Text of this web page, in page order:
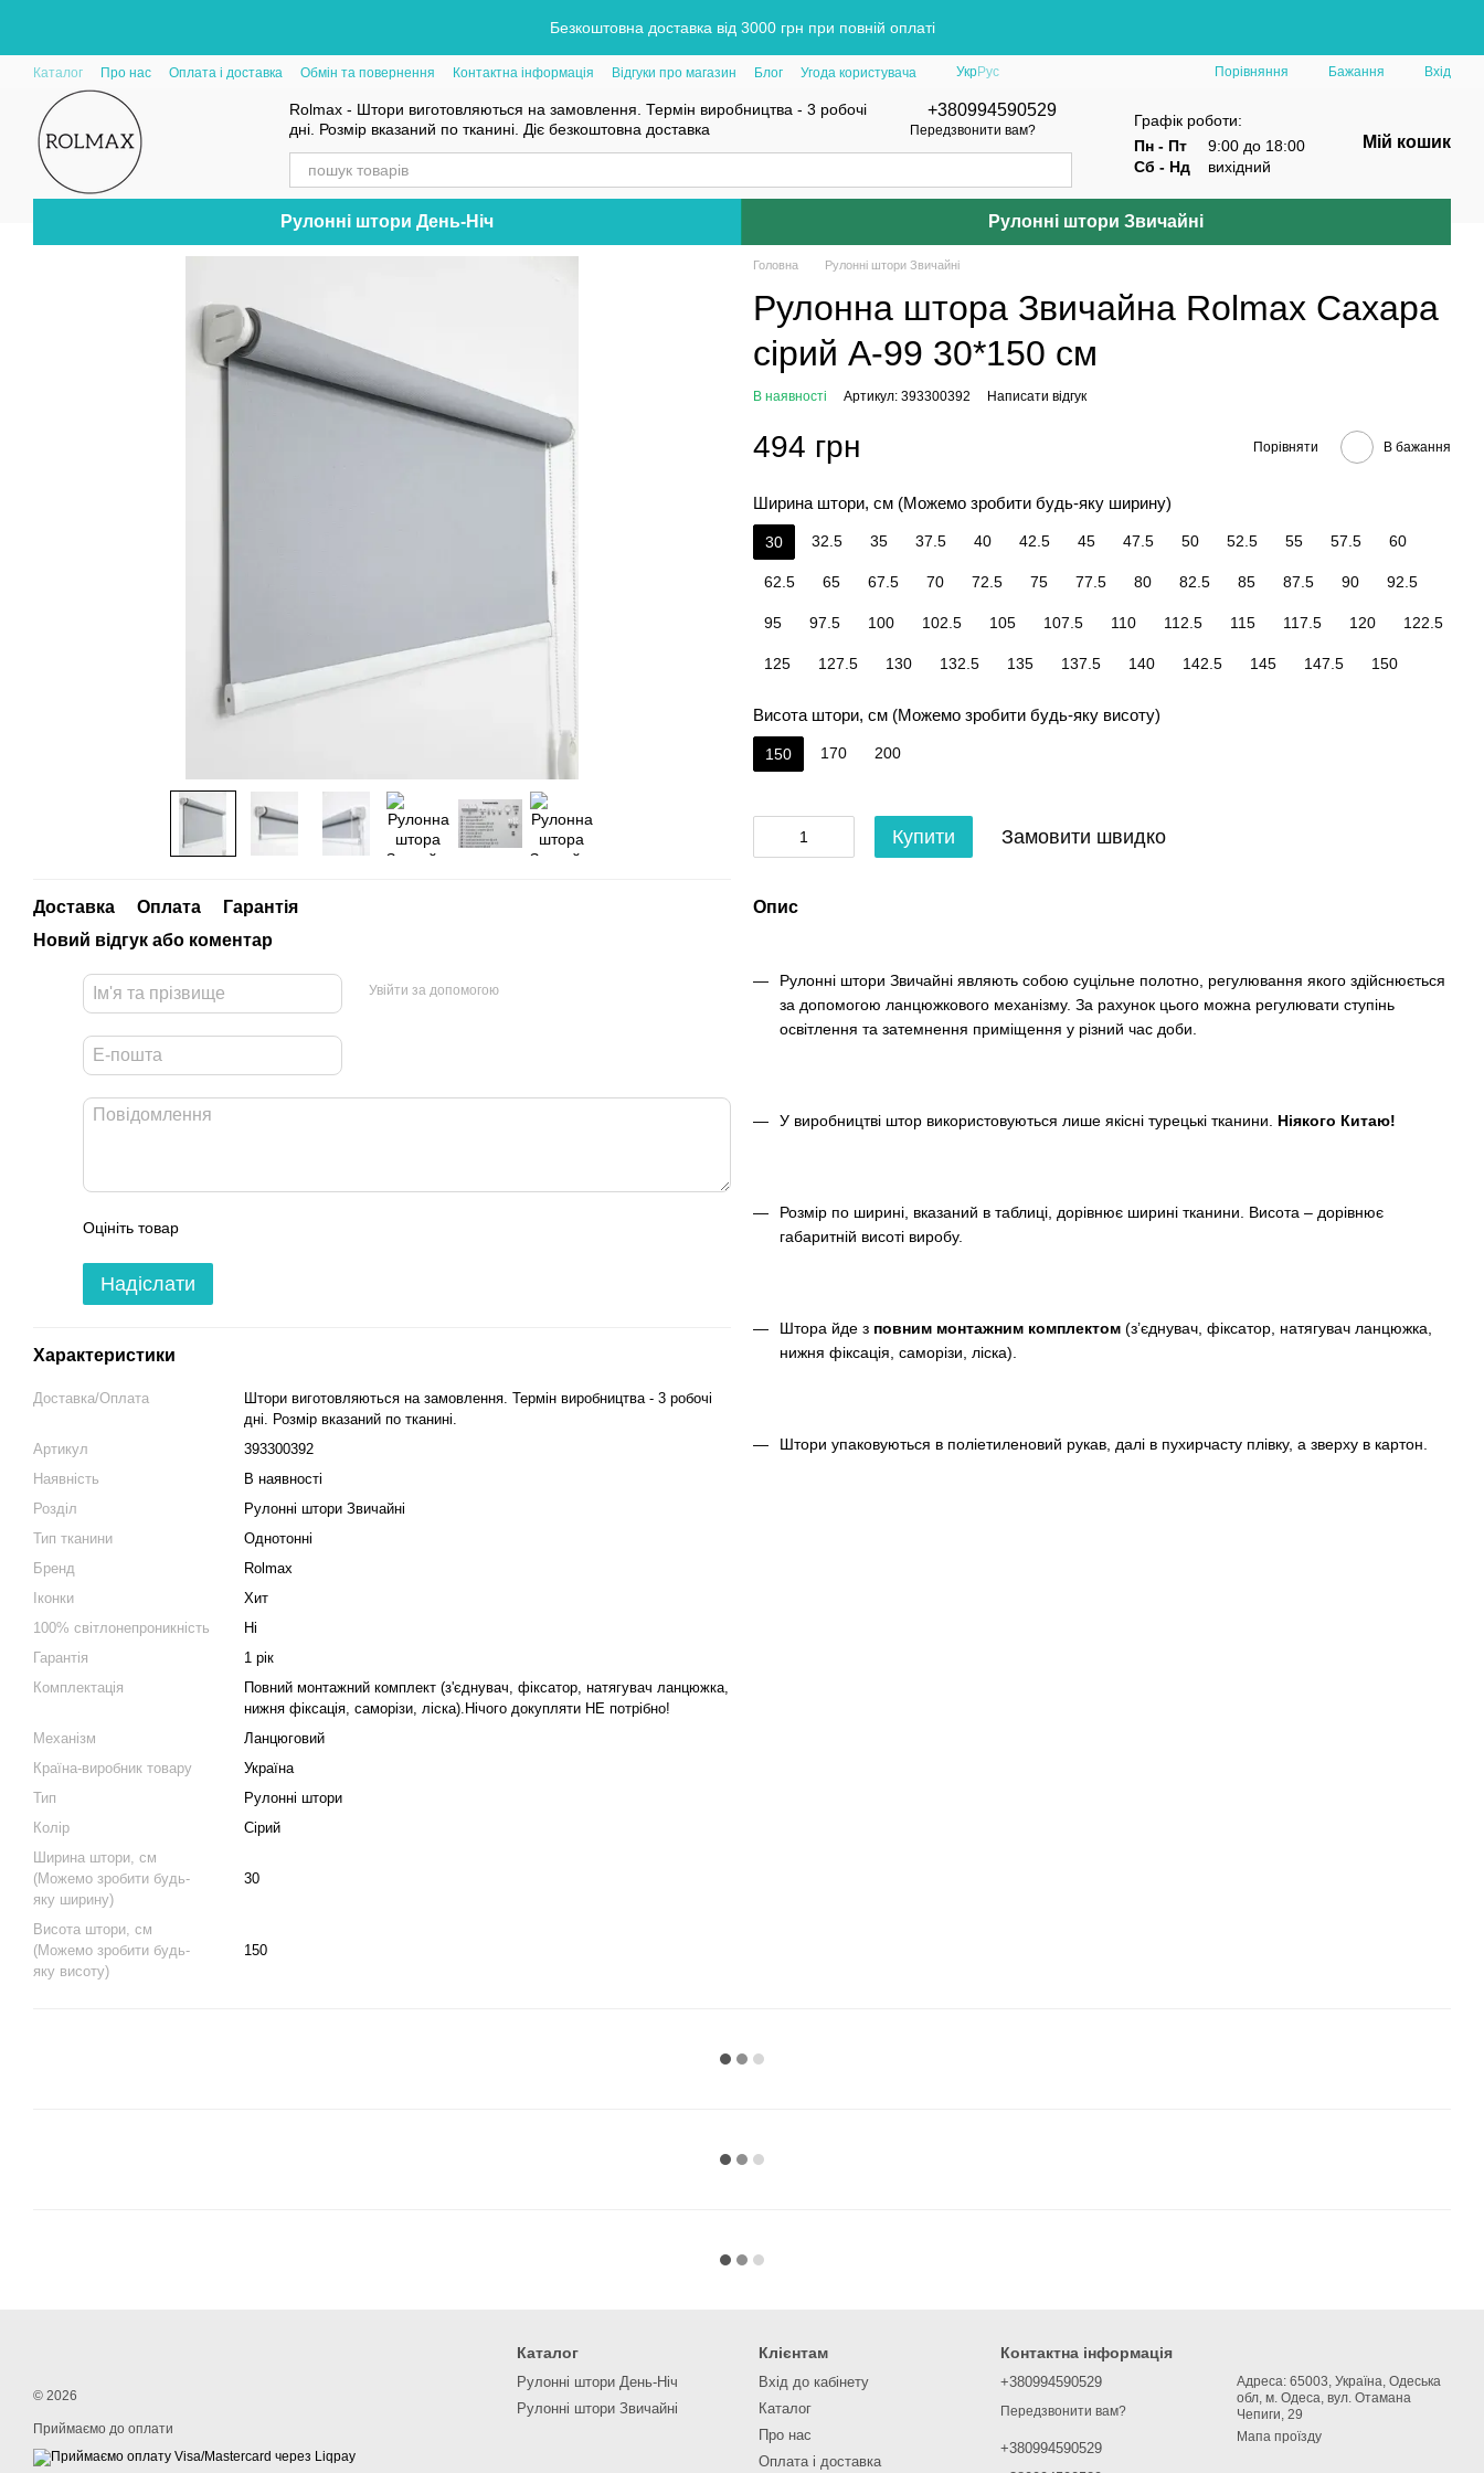
Безкоштовна доставка від 3000 грн при повній оплаті
Каталог Про нас Оплата і доставка Обмін та повернення Контактна інформація Відгуки про магазин Блог Угода користувача УкрРус Порівняння Бажання Вхід
Rolmax - Штори виготовляються на замовлення. Термін виробництва - 3 робочі
дні. Розмір вказаний по тканині. Діє безкоштовна доставка
+380994590529
Передзвонити вам?
Графік роботи:
Пн - Пт
9:00 до 18:00
Сб - Нд
вихідний
Мій кошик
Рулонні штори День-Ніч Рулонні штори Звичайні
Доставка Оплата
Гарантія
Новий відгук або коментар
Увійти за допомогою
Оцініть товар
Надіслати
Характеристики
Доставка/Оплата
Штори виготовляються на замовлення. Термін виробництва - 3 робочі
дні. Розмір вказаний по тканині.
Артикул
393300392
Наявність
В наявності
Розділ
Рулонні штори Звичайні
Тип тканини
Однотонні
Бренд
Rolmax
Іконки
Хит
100% світлонепроникність
Ні
Гарантія
1 рік
Комплектація
Повний монтажний комплект (з'єднувач, фіксатор, натягувач ланцюжка,
нижня фіксація, саморізи, ліска).Нічого докупляти НЕ потрібно!
Механізм
Ланцюговий
Країна-виробник товару
Україна
Тип
Рулонні штори
Колір
Сірий
Ширина штори, см
(Можемо зробити будь-
яку ширину)
30
Висота штори, см
(Можемо зробити будь-
яку висоту)
150
Головна Рулонні штори Звичайні
Рулонна штора Звичайна Rolmax Сахара
сірий А-99 30*150 см
В наявності Артикул: 393300392 Написати відгук
494 грн Порівняти В бажання
Ширина штори, см (Можемо зробити будь-яку ширину)
30 32.5 35 37.5 40 42.5 45 47.5 50 52.5 55 57.5 60
62.5 65 67.5 70 72.5 75 77.5 80 82.5 85 87.5 90 92.5
95 97.5 100 102.5 105 107.5 110 112.5 115 117.5 120 122.5
125 127.5 130 132.5 135 137.5 140 142.5 145 147.5 150
Висота штори, см (Можемо зробити будь-яку висоту)
150 170 200
Купити Замовити швидко
Опис
Рулонні штори Звичайні являють собою суцільне полотно, регулювання якого здійснюється
за допомогою ланцюжкового механізму. За рахунок цього можна регулювати ступінь
освітлення та затемнення приміщення у різний час доби.
У виробництві штор використовуються лише якісні турецькі тканини. Ніякого Китаю!
Розмір по ширині, вказаний в таблиці, дорівнює ширині тканини. Висота – дорівнює
габаритній висоті виробу.
Штора йде з повним монтажним комплектом (з’єднувач, фіксатор, натягувач ланцюжка,
нижня фіксація, саморізи, ліска).
Штори упаковуються в поліетиленовий рукав, далі в пухирчасту плівку, а зверху в картон.
© 2026
Приймаємо до оплати
Каталог
Рулонні штори День-Ніч
Рулонні штори Звичайні
Клієнтам
Вхід до кабінету
Каталог
Про нас
Оплата і доставка
Контактна інформація
+380994590529
Передзвонити вам?
+380994590529
Адреса: 65003, Україна, Одеська
обл, м. Одеса, вул. Отамана
Чепиги, 29
Мапа проїзду